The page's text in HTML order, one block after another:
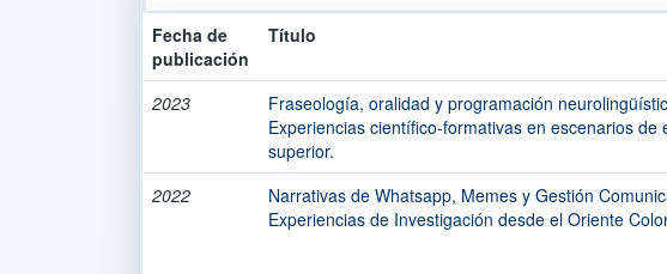
Fecha de
publicación
Título
2023
Fraseología, oralidad y programación
Experiencias científico-formativas en escenarios de
superior.
2022
Narrativas de Whatsapp, Memes y Gestión
Experiencias de Investigación desde el Oriente